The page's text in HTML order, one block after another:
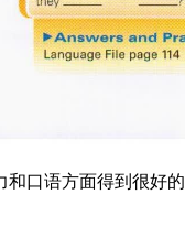
口语方面得到很好